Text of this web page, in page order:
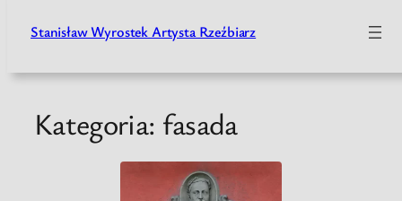
Przejdź
treści
Kategoria: fasada
Stanisław Wyrostek Artysta Rzeźbiarz